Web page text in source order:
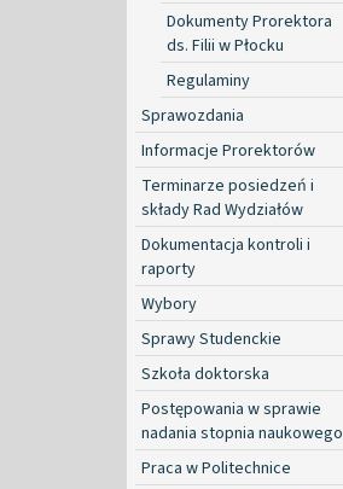
Dokumenty Prorektora
ds. Filii w Płocku
Regulaminy
Sprawozdania
Informacje Prorektorów
Terminarze posiedzeń i
składy Rad Wydziałów
Dokumentacja kontroli i
raporty
Wybory
Sprawy Studenckie
Szkoła doktorska
Postępowania w sprawie
nadania stopnia naukowego
Praca w Politechnice